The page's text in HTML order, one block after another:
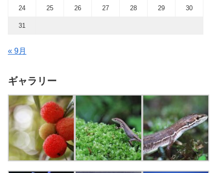
24 25 26 27 28 29 30
31
« 9月
ギャラリー